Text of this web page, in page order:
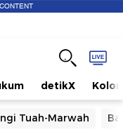
detikX
Tuah-Marwah